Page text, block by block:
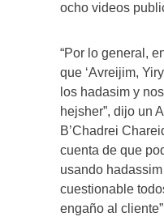
ocho videos
“Por lo general,
que ‘Avreijim,
los hadasim y
hejsher”, dijo un
B’Chadrei
cuenta de que
usando
cuestionable
engaño al